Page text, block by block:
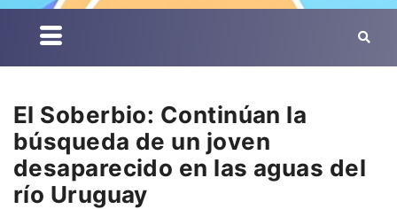
El Soberbio: Continúan la
búsqueda de un joven
desaparecido en las aguas del
río Uruguay